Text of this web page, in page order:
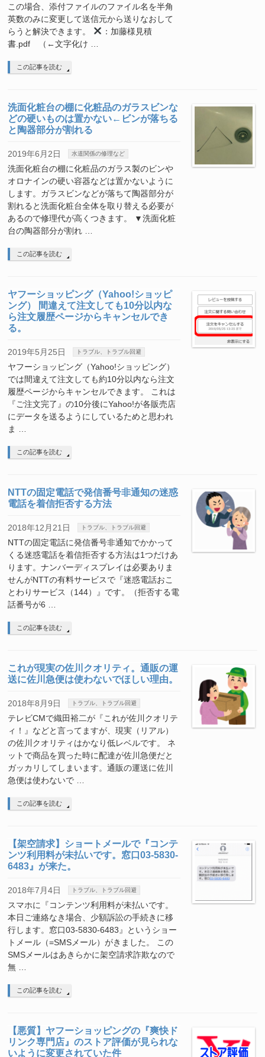
この場合、添付ファイルのファイル名を半角
英数のみに変更して送信元から送りなおして
らうと解決できます。
：加藤様見積
書.pdf （←文字化け …
この記事を読む
洗面化粧台の棚に化粧品のガラスビンな
どの硬いものは置かない←ビンが落ちる
と陶器部分が割れる
2019年6月2日 水道関係の修理など
洗面化粧台の棚に化粧品のガラス製のビンや
オロナインの硬い容器などは置かないように
します。ガラスビンなどが落ちて陶器部分が
割れると洗面化粧台全体を取り替える必要が
あるので修理代が高くつきます。 ▼洗面化粧
台の陶器部分が割れ …
この記事を読む
ヤフーショッピング（Yahoo!ショッピ
ング） 間違えて注文しても10分以内な
ら注文履歴ページからキャンセルでき
る。
2019年5月25日 トラブル、トラブル回避
ヤフーショッピング（Yahoo!ショッピング）
では間違えて注文しても約10分以内なら注文
履歴ページからキャンセルできます。 これは
『ご注文完了』の10分後にYahoo!が各販売店
にデータを送るようにしているためと思われ
ま …
この記事を読む
NTTの固定電話で発信番号非通知の迷惑
電話を着信拒否する方法
2018年12月21日 トラブル、トラブル回避
NTTの固定電話に発信番号非通知でかかって
くる迷惑電話を着信拒否する方法は1つだけあ
ります。ナンバーディスプレイは必要ありま
せんがNTTの有料サービスで『迷惑電話おこ
とわりサービス（144）』です。（拒否する電
話番号が6 …
この記事を読む
これが現実の佐川クオリティ。通販の運
送に佐川急便は使わないでほしい理由。
2018年8月9日 トラブル、トラブル回避
テレビCMで織田裕二が『これが佐川クオリテ
ィ！』などと言ってますが、現実（リアル）
の佐川クオリティはかなり低レベルです。 ネ
ットで商品を買った時に配達が佐川急便だと
ガッカリしてしまいます。通販の運送に佐川
急便は使わないで …
この記事を読む
【架空請求】ショートメールで『コンテ
ンツ利用料が未払いです。窓口03-5830-
6483』が来た。
2018年7月4日 トラブル、トラブル回避
スマホに『コンテンツ利用料が未払いです。
本日ご連絡なき場合、少額訴訟の手続きに移
行します。窓口03-5830-6483』というショー
トメール（=SMSメール）がきました。 この
SMSメールはあきらかに架空請求詐欺なので
無 …
この記事を読む
【悪質】ヤフーショッピングの『爽快ド
リンク専門店』のストア評価が見られな
いように変更されていた件